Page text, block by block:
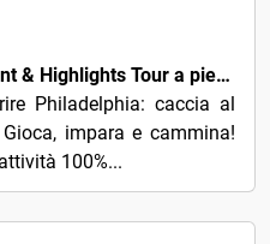
Philadelphia Scavenger Hunt & Highlights Tour a piedi autoguidato
Philadelphia: caccia al
impara e cammina!
100%...